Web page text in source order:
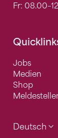
Fr:
Jobs
Medien
Shop
Deutsch